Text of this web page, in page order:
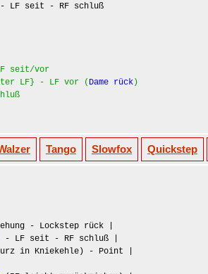
LF seit - RF schluß
seit/vor
LF} - LF vor ( Dame rück)
Tango Slowfox Quickstep
- Lockstep rück |
- LF seit - RF schluß |
in Kniekehle) - Point |